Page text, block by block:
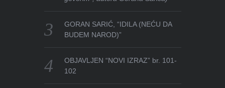
GORAN SARIĆ, “IDILA (NEĆU DA
BUDEM NAROD)”
OBJAVLJEN “NOVI IZRAZ” br. 101-
102